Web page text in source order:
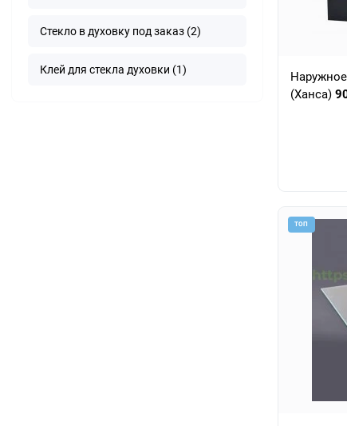
Стекло в духовку под заказ (2)
Клей для стекла духовки (1)
(Ханса)
ТОП